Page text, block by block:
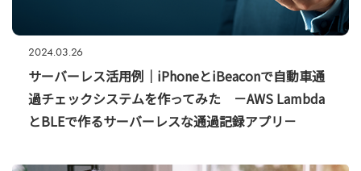
2024.03.26
サーバーレス活用例｜iPhoneとiBeaconで自動車通
過チェックシステムを作ってみた －AWS Lambda
とBLEで作るサーバーレスな通過記録アプリ－